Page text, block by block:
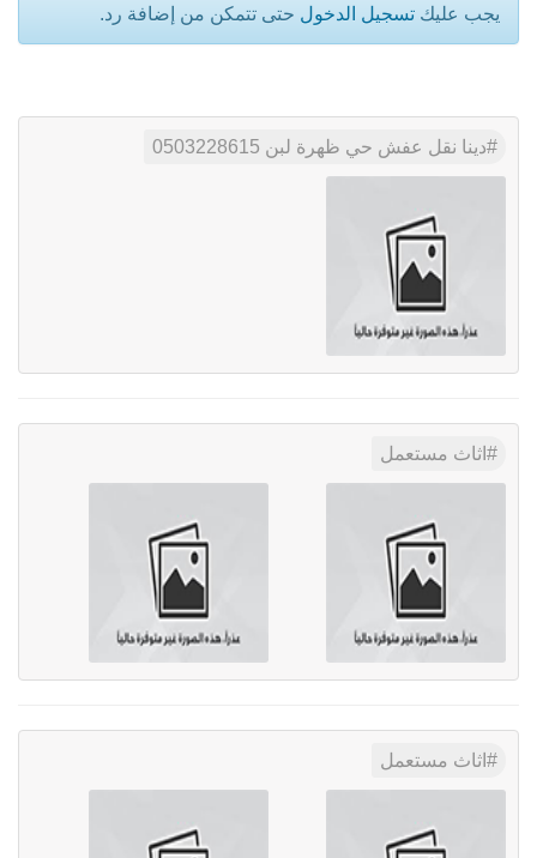
يجب عليك تسجيل الدخول حتى تتمكن من إضافة رد.
دينا نقل عفش حي ظهرة لبن 0503228615
اثاث مستعمل
اثاث مستعمل